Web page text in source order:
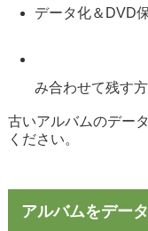
データ化＆DVD
DVD・
み合わ
古いアルバムのデー
ください。
アルバムをデー